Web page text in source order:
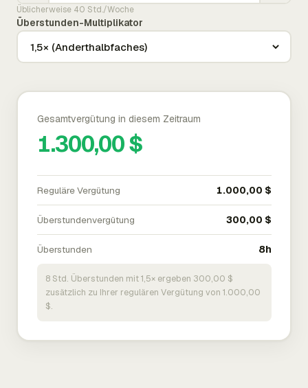
Üblicherweise 40 Std./Woche
Überstunden-Multiplikator
Gesamtvergütung in diesem Zeitraum
1.300,00 $
Reguläre Vergütung 1.000,00 $
Überstundenvergütung 300,00 $
Überstunden 8h
8 Std. Überstunden mit 1,5× ergeben 300,00 $
zusätzlich zu Ihrer regulären Vergütung von 1.000,00
$.